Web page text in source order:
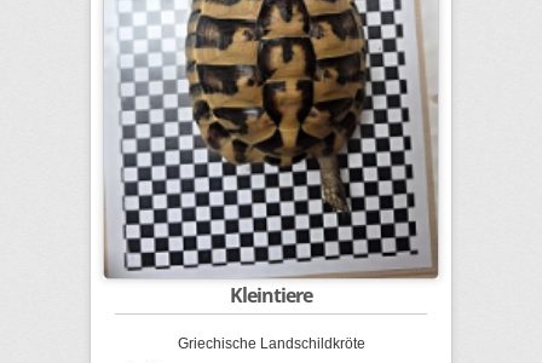
Kleintiere
Griechische Landschildkröte